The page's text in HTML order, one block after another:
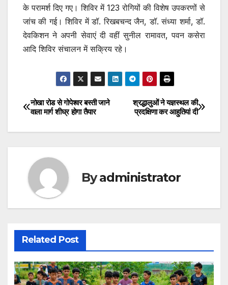
के परामर्श दिए गए। शिविर में 123 रोगियों की विशेष उपकरणों से
जांच की गई। शिविर में डॉ. रिखबचन्द जैन, डॉ. संध्या शर्मा, डॉ.
देवकिशन ने अपनी सेवाएं दी वहीं सुनील रामावत, पवन कसेरा
आदि शिविर संचालन में सक्रिय रहे।
Post
navigation
श्रद्धालुओं ने यज्ञस्थल की
प्रदक्षिणा कर आहुतियां दी
नोखा रोड से गोपेश्वर बस्ती जाने
वाला मार्ग शीघ्र होगा तैयार
Byadministrator
Related Post